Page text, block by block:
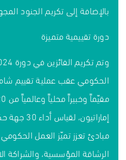
بالإضافة إلى تكريم الجنود
دورة تقييمية متميزة
مبادئ تعزز تميّز العمل
الرشاقة المؤسسية، والشراكة